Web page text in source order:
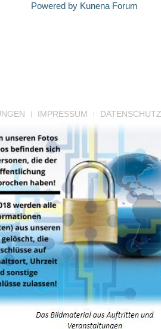
Powered by Kunena Forum
IMPRESSUM DATENSCHUTZ